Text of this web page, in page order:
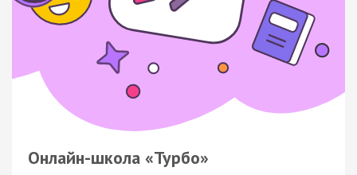
Онлайн-школа «Турбо»